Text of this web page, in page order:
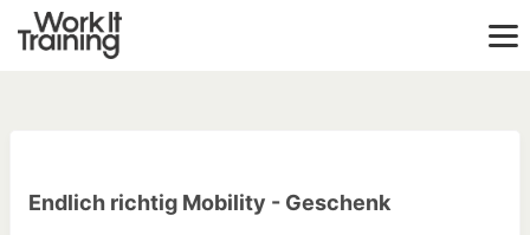
Endlich richtig Mobility - Geschenk